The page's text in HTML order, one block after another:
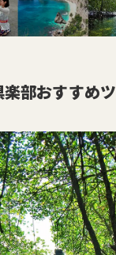
部おすすめ